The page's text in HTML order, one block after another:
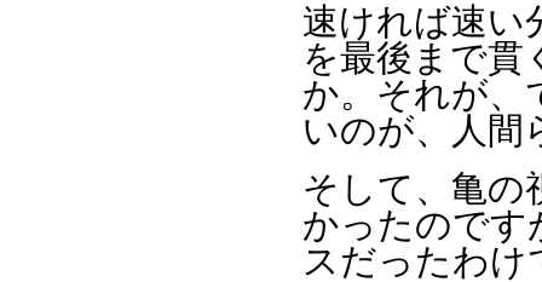
速ければ速い
を最後まで貫
か。それが、
いのが、人間
そして、亀の
かったのです
スだったわ